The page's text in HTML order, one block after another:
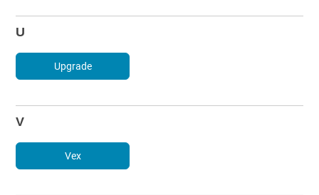
U
Upgrade
V
Vex